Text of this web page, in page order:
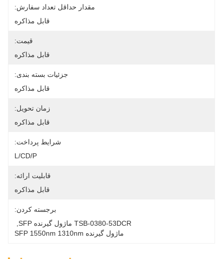
مقدار حداقل تعداد سفارش:
قابل مذاکره
قیمت:
قابل مذاکره
جزئیات بسته بندی:
قابل مذاکره
زمان تحویل:
قابل مذاکره
شرایط پرداخت:
L/CD/P
قابلیت ارائه:
قابل مذاکره
برجسته کردن:
TSB-0380-53DCR ماژول گیرنده SFP
ماژول گیرنده SFP 1550nm 1310nm